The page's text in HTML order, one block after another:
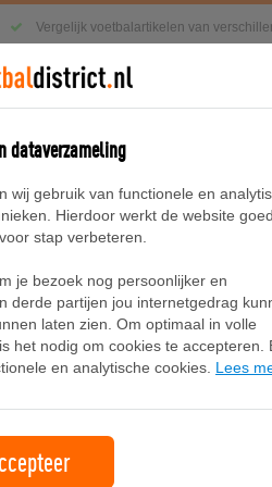
Vergelijk voetbalartikelen van
United Uitshirt
Bekijk bij Adidas
dataverzameling
wij gebruik van functionele en
Hierdoor werkt de website
stap verbeteren.
je bezoek nog persoonlijker en
derde partijen jou internetgedrag
laten zien. Om optimaal in volle
het nodig om cookies te accepteren.
en analytische cookies. Lees